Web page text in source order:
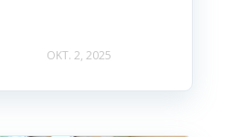
OKT. 2, 2025